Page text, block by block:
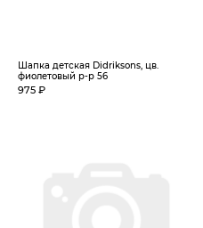
Шапка детская Didriksons, цв.
фиолетовый р-р 56
975 ₽